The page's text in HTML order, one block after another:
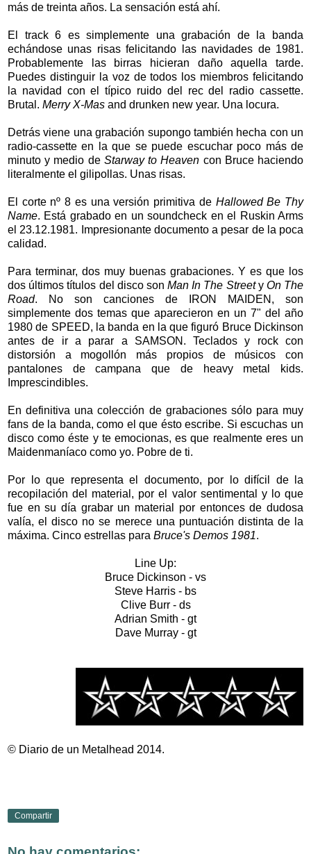
más de treinta años. La sensación está ahí.
El track 6 es simplemente una grabación de la banda
echándose unas risas felicitando las navidades de 1981.
Probablemente las birras hicieran daño aquella tarde.
Puedes distinguir la voz de todos los miembros felicitando
la navidad con el típico ruido del rec del radio cassette.
Brutal. Merry X-Mas and drunken new year. Una locura.
Detrás viene una grabación supongo también hecha con un
radio-cassette en la que se puede escuchar poco más de
minuto y medio de Starway to Heaven con Bruce haciendo
literalmente el gilipollas. Unas risas.
El corte nº 8 es una versión primitiva de Hallowed Be Thy
Name. Está grabado en un soundcheck en el Ruskin Arms
el 23.12.1981. Impresionante documento a pesar de la poca
calidad.
Para terminar, dos muy buenas grabaciones. Y es que los
dos últimos títulos del disco son Man In The Streety On The
Road. No son canciones de IRON MAIDEN, son
simplemente dos temas que aparecieron en un 7" del año
1980 de SPEED, la banda en la que figuró Bruce Dickinson
antes de ir a parar a SAMSON. Teclados y rock con
distorsión a mogollón más propios de músicos con
pantalones de campana que de heavy metal kids.
Imprescindibles.
En definitiva una colección de grabaciones sólo para muy
fans de la banda, como el que ésto escribe. Si escuchas un
disco como éste y te emocionas, es que realmente eres un
Maidenmaníaco como yo. Pobre de ti.
Por lo que representa el documento, por lo difícil de la
recopilación del material, por el valor sentimental y lo que
fue en su día grabar un material por entonces de dudosa
valía, el disco no se merece una puntuación distinta de la
máxima. Cinco estrellas para Bruce's Demos 1981.
Line Up:
Bruce Dickinson - vs
Steve Harris - bs
Clive Burr - ds
Adrian Smith - gt
Dave Murray - gt
© Diario de un Metalhead 2014.
Compartir